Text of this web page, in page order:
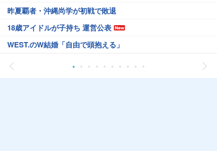
昨夏覇者・沖縄尚学が初戦で敗退
18歳アイドルが子持ち 運営公表
WEST.のW結婚「自由で頭抱える」